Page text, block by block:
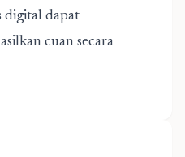
digital dapat
cuan secara